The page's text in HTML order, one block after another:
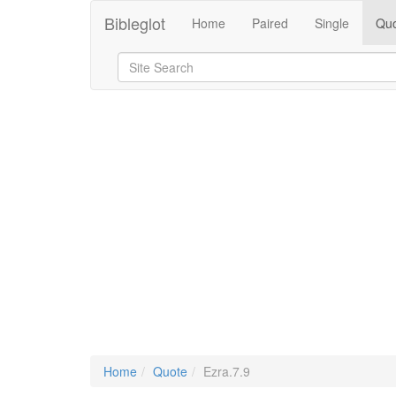
Bibleglot Home Paired Single
Home Quote Ezra.7.9